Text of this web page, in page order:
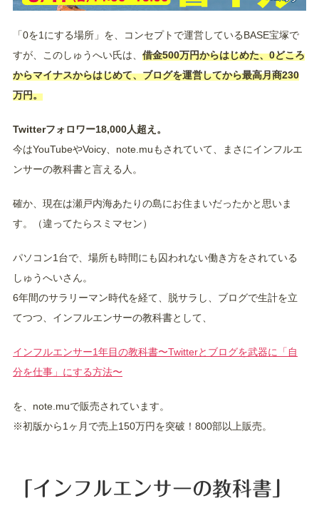
「0を1にする場所」を、コンセプトで運営しているBASE宝塚で
すが、このしゅうへい氏は、 借金500万円からはじめた、0どころ
からマイナスからはじめて、ブログを運営してから最高月商230
万円。
Twitterフォロワー18,000人超え。
今はYouTubeやVoicy、note.muもされていて、まさにインフルエ
ンサーの教科書と言える人。
確か、現在は瀬戸内海あたりの島にお住まいだったかと思いま
す。（違ってたらスミマセン）
パソコン1台で、場所も時間にも囚われない働き方をされている
しゅうへいさん。
6年間のサラリーマン時代を経て、脱サラし、ブログで生計を立
てつつ、インフルエンサーの教科書として、
インフルエンサー1年目の教科書〜Twitterとブログを武器に「自
分を仕事」にする方法〜
を、note.muで販売されています。
※初版から1ヶ月で売上150万円を突破！800部以上販売。
「インフルエンサーの教科書」